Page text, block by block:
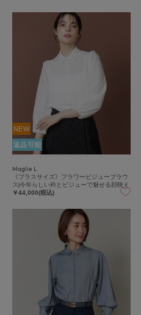
NEW
返品可能
Maglie L
《プラスサイズ》フラワービジューブラウ
ス|今年らしい衿とビジューで魅せる顔映え
￥44,000(税込)